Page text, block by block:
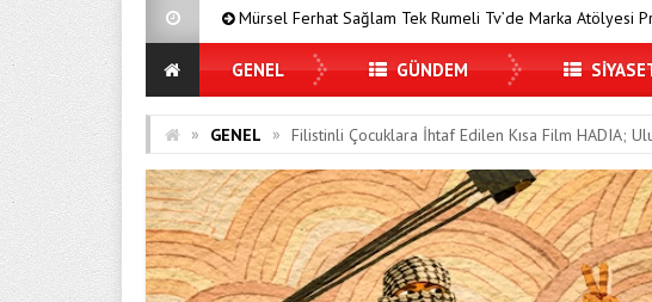
Mürsel Ferhat Sağlam Tek Rumeli Tv’de Marka Atölyesi Programına Konuk Oldu
GENEL GÜNDEM
» GENEL » Filistinli Çocuklara İhtaf Edilen Kısa Film HADIA;